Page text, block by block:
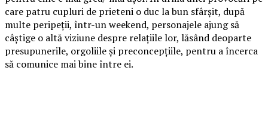
care patru cupluri de prieteni o duc la bun sfârșit, după
multe peripeții, într-un weekend, personajele ajung să
câștige o altă viziune despre relațiile lor, lăsând deoparte
presupunerile, orgoliile și preconcepțiile, pentru a încerca
să comunice mai bine între ei.